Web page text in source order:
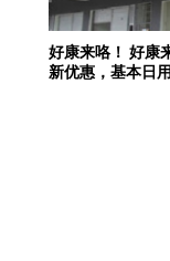
好康来咯！ 好康
新优惠，基本日